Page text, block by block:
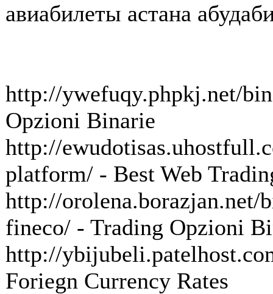
авиабилеты астана
http://ywefuqy.phpkj.net/
Opzioni Binarie
http://
platform/ - Best Web
http://
fineco/ - Trading Opzioni
http://
Foriegn Currency Rates